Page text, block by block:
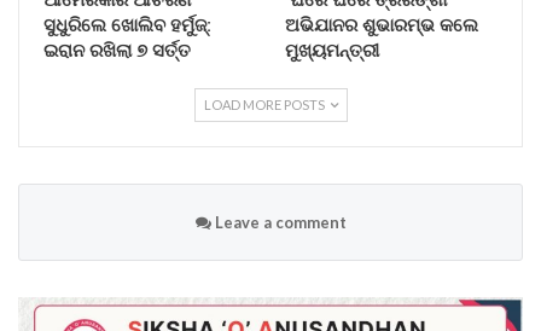
ସୁଧୁରିଲେ ଖୋଲିବ ହର୍ମୁଜ୍:
ଇରାନ ରଖିଲା ୭ ସର୍ତ୍ତ
ଅଭିଯାନର ଶୁଭାରମ୍ଭ କଲେ
ମୁଖ୍ୟମନ୍ତ୍ରୀ
LOAD MORE POSTS
Leave a comment